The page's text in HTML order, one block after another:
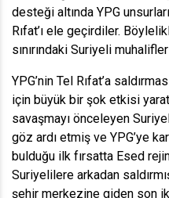
desteği altında YPG
Rıfat’ı ele geçirdiler.
sınırındaki Suriyeli
YPG’nin Tel Rıfat’a
için büyük bir şok etkisi
savaşmayı önceleyen
göz ardı etmiş ve YPG’ye
bulduğu ilk fırsatta Esed
Suriyelilere arkadan
şehir merkezine giden son